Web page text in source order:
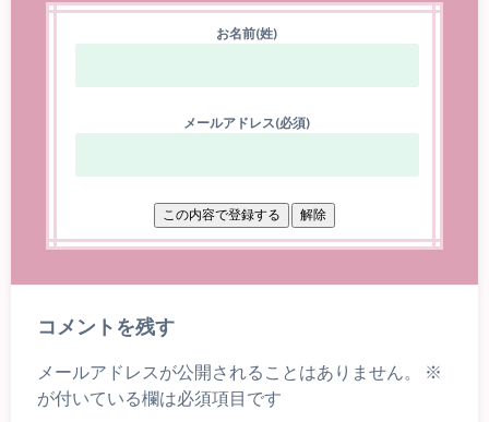
お名前(姓)
メールアドレス(必須)
コメントを残す
メールアドレスが公開されることはありません。
※
が付いている欄は必須項目です